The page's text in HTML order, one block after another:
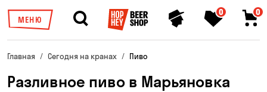
МЕНЮ
0 0
Главная Сегодня на кранах Пиво
Разливное пиво в Марьяновка